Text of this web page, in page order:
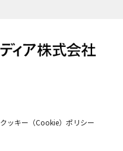
クッキー（Cookie）ポリシー